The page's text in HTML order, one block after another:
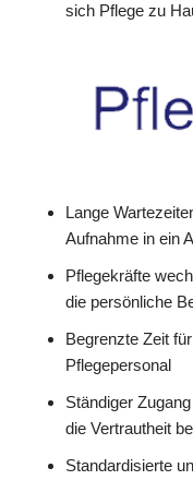
sich Pflege zu
Lange
Aufnahme in ein
Pflegekräfte
die persönliche
Begrenzte Zeit
Pflegepersonal
Ständiger
die Vertrautheit
Standardisierte